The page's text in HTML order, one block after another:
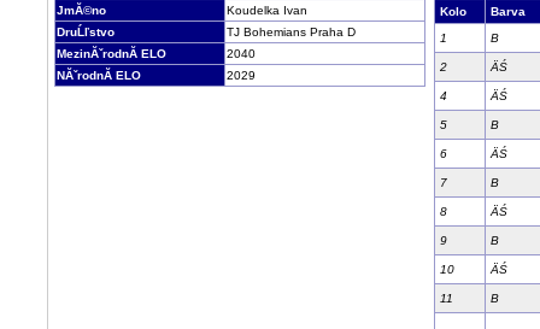
JmĂ©no
Koudelka Ivan
DruĹľstvo
TJ Bohemians Praha D
MezinĂˇrodnĂ­ ELO
2040
NĂˇrodnĂ­ ELO
2029
Kolo
Barva
1
B
2 ÄŚ
4 ÄŚ
5 B
6 ÄŚ
7 B
8 ÄŚ
9 B
10 ÄŚ
11 B